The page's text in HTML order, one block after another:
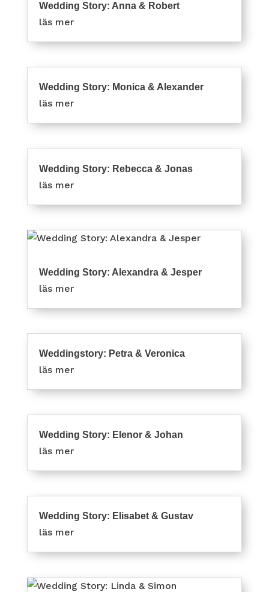
Wedding Story: Anna & Robert
läs mer
Wedding Story: Monica & Alexander
läs mer
Wedding Story: Rebecca & Jonas
läs mer
Wedding Story: Alexandra & Jesper
läs mer
Weddingstory: Petra & Veronica
läs mer
Wedding Story: Elenor & Johan
läs mer
Wedding Story: Elisabet & Gustav
läs mer